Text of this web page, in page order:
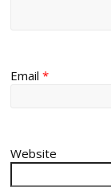
Email*
Website